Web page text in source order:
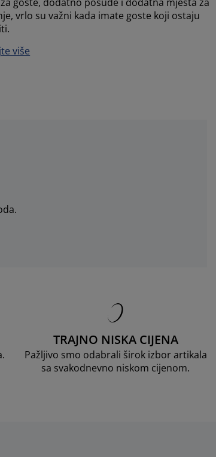
vrlo su važni kada imate goste koji ostaju
više
TRAJNO NISKA CIJENA
Pažljivo smo odabrali širok izbor artikala
sa svakodnevno niskom cijenom.